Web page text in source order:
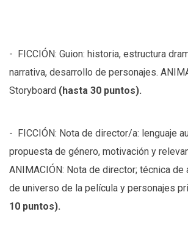
- FICCIÓN: Guion: historia, estructura
narrativa, desarrollo de personajes.
Storyboard (hasta 30 puntos).
- FICCIÓN: Nota de director/a: lenguaje
propuesta de género, motivación y
ANIMACIÓN: Nota de director; técnica de
de universo de la película y personajes
10 puntos).